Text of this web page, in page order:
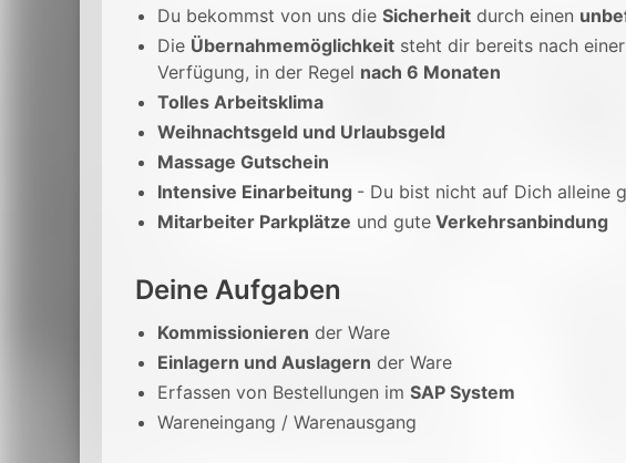
Du bekommst von uns die Sicherheit durch einen
Die Übernahmemöglichkeit steht dir bereits nach einer
Verfügung, in der Regel nach 6 Monaten
Tolles Arbeitsklima
Weihnachtsgeld und Urlaubsgeld
Massage Gutschein
Intensive Einarbeitung - Du bist nicht auf Dich alleine
Mitarbeiter Parkplätze und gute Verkehrsanbindung
Deine Aufgaben
Kommissionieren der Ware
Einlagern und Auslagern der Ware
Erfassen von Bestellungen im SAP System
Wareneingang / Warenausgang